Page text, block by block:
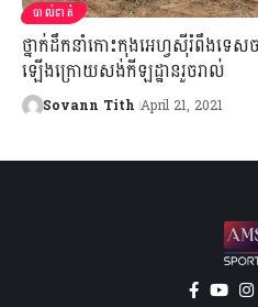
បាល់ទាត់
ថ្នាក់ដឹកនាំកោះកុងអេហ្វស៊ីរំពឹងទេ
ឡើងក្រោយសង់កីឡដ្ឋានរួចរាល់
Sovann Tith April 21, 2021